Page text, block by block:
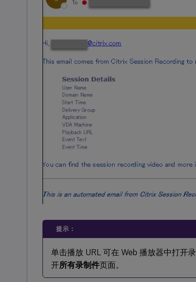
提示：
单击播放 URL 可在 Web 播放器中打开
开所有录制件页面。